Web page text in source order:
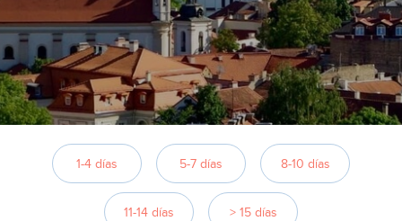
1-4 días 5-7 días 8-10 días
11-14 días > 15 días